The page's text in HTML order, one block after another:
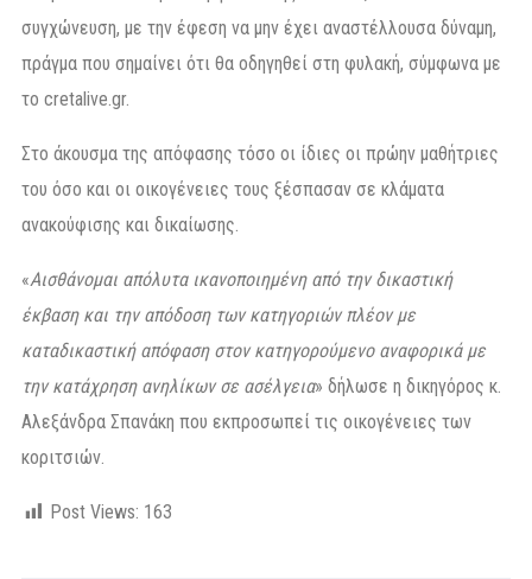
συγχώνευση, με την έφεση να μην έχει αναστέλλουσα δύναμη,
πράγμα που σημαίνει ότι θα οδηγηθεί στη φυλακή, σύμφωνα με
το cretalive.gr.
Στο άκουσμα της απόφασης τόσο οι ίδιες οι πρώην μαθήτριες
του όσο και οι οικογένειες τους ξέσπασαν σε κλάματα
ανακούφισης και δικαίωσης.
«Αισθάνομαι απόλυτα ικανοποιημένη από την δικαστική
έκβαση και την απόδοση των κατηγοριών πλέον με
καταδικαστική απόφαση στον κατηγορούμενο αναφορικά με
την κατάχρηση ανηλίκων σε ασέλγεια» δήλωσε η δικηγόρος κ.
Αλεξάνδρα Σπανάκη που εκπροσωπεί τις οικογένειες των
κοριτσιών.
Post Views: 163